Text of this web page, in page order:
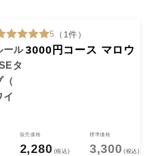
5 （1件）
ール
タ
（
イ
3000円コース マロウ
販売価格
2,280 (税込)
標準価格
3,300 (税込)